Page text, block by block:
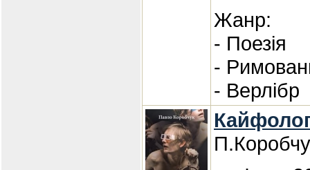
Жанр:
- Поезія
-
- Верлібр